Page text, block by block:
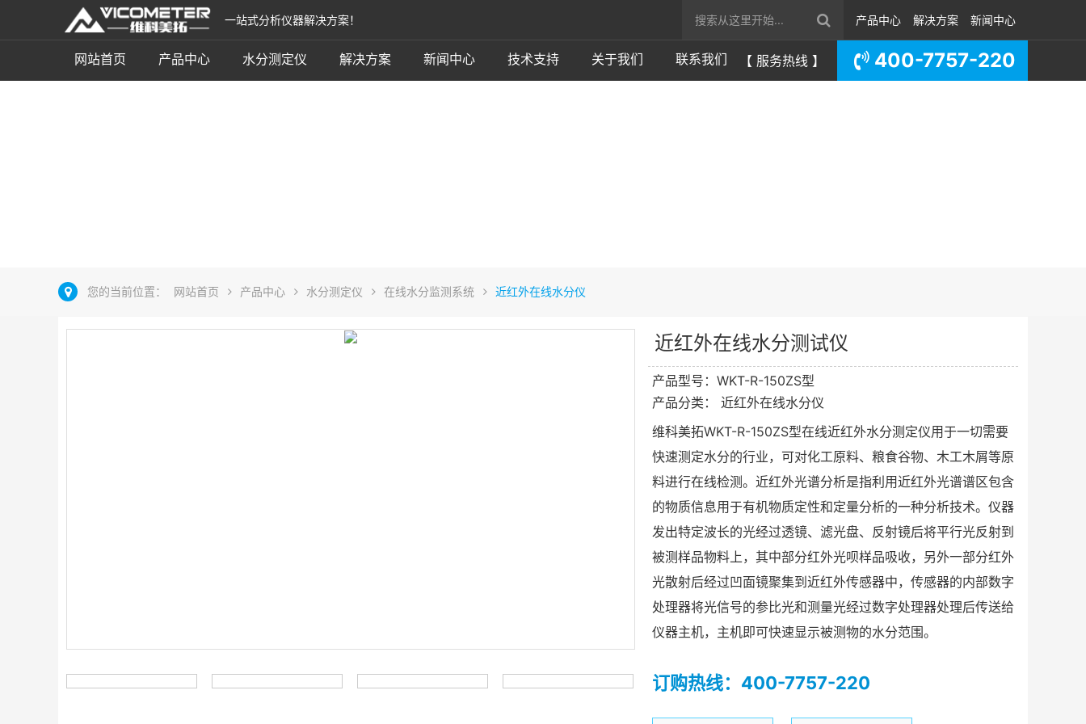
一站式分析仪器解决方案！ 产品中心 解决方案 新闻中心
网站首页 产品中心 水分测定仪 解决方案 新闻中心 技术支持 关于我们 联系我们 【 服务热线 】 400-7757-220
您的当前位置： 网站首页 产品中心 水分测定仪 在线水分监测系统 近红外在线水分仪
近红外在线水分测试仪
产品型号：WKT-R-150ZS型
产品分类： 近红外在线水分仪
维科美拓WKT-R-150ZS型在线近红外水分测定仪用于一切需要
快速测定水分的行业，可对化工原料、粮食谷物、木工木屑等原
料进行在线检测。近红外光谱分析是指利用近红外光谱谱区包含
的物质信息用于有机物质定性和定量分析的一种分析技术。仪器
发出特定波长的光经过透镜、滤光盘、反射镜后将平行光反射到
被测样品物料上，其中部分红外光呗样品吸收，另外一部分红外
光散射后经过凹面镜聚集到近红外传感器中，传感器的内部数字
处理器将光信号的参比光和测量光经过数字处理器处理后传送给
仪器主机，主机即可快速显示被测物的水分范围。
订购热线：400-7757-220